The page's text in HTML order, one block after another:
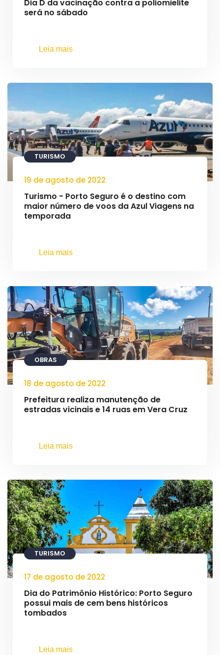
Dia D da vacinação contra a poliomielite
será no sábado
Leia mais
TURISMO
19 de agosto de 2022
Turismo - Porto Seguro é o destino com
maior número de voos da Azul Viagens na
temporada
Leia mais
OBRAS
18 de agosto de 2022
Prefeitura realiza manutenção de
estradas vicinais e 14 ruas em Vera Cruz
Leia mais
TURISMO
17 de agosto de 2022
Dia do Patrimônio Histórico: Porto Seguro
possui mais de cem bens históricos
tombados
Leia mais